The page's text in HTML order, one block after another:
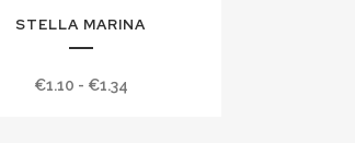
STELLA MARINA
€1.10 - €1.34Fascia